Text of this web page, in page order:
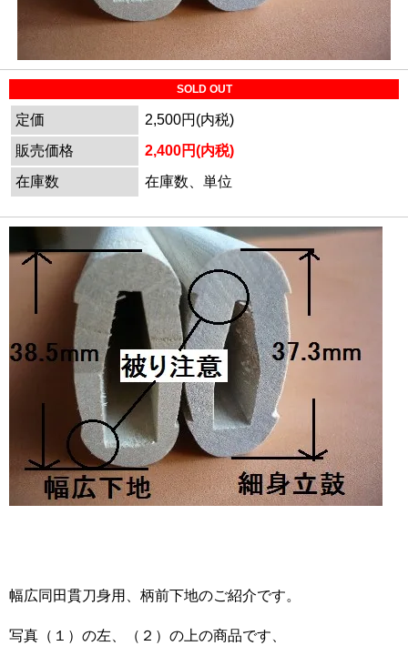
SOLD OUT
定価
2,500円(内税)
販売価格
2,400円(内税)
在庫数
在庫数、単位
幅広同田貫刀身用、柄前下地のご紹介です。
写真（１）の左、（２）の上の商品です、